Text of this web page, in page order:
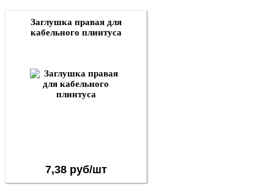
Заглушка правая для
кабельного плинтуса
7,38 руб/шт